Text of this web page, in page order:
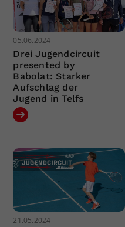
05.06.2024
Drei Jugendcircuit
presented by
Babolat: Starker
Aufschlag der
Jugend in Telfs
21.05.2024